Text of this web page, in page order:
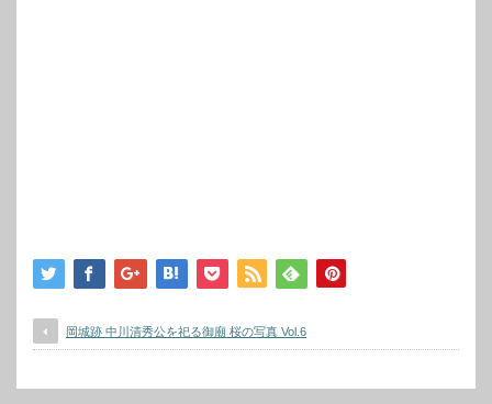
岡城跡 中川清秀公を祀る御廟 桜の写真 Vol.6